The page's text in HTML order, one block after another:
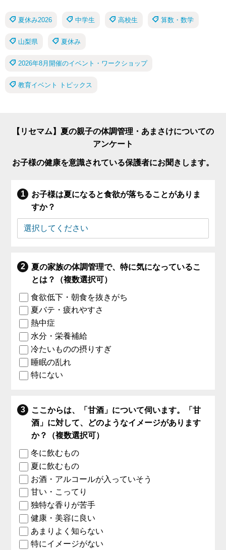
夏休み2026 中学生 高校生 算数・数学
山梨県 夏休み
2026年8月開催のイベント・ワークショップ
教育イベント トピックス
【リセマム】夏の親子の体調管理・あまさけについての
アンケート
お子様の健康を意識されている保護者にお聞きします。
お子様は夏になると食欲が落ちることがありま
すか？
夏の家族の体調管理で、特に気になっているこ
とは？（複数選択可）
食欲低下・朝食を抜きがち
夏バテ・疲れやすさ
熱中症
水分・栄養補給
冷たいものの摂りすぎ
睡眠の乱れ
特にない
ここからは、「甘酒」について伺います。「甘
酒」に対して、どのようなイメージがあります
か？（複数選択可）
冬に飲むもの
夏に飲むもの
お酒・アルコールが入っていそう
甘い・こってり
独特な香りが苦手
健康・美容に良い
あまりよく知らない
特にイメージがない